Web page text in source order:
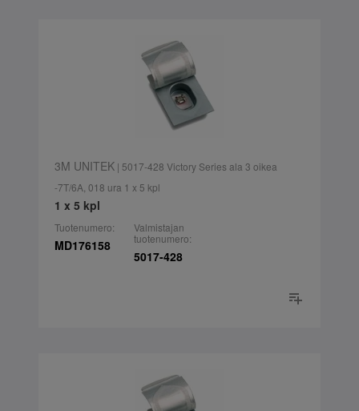
3M UNITEK| 5017-428 Victory Series ala 3 oikea
-7T/6A, 018 ura 1 x 5 kpl
1 x 5 kpl
Tuotenumero:
MD176158
Valmistajan
tuotenumero:
5017-428